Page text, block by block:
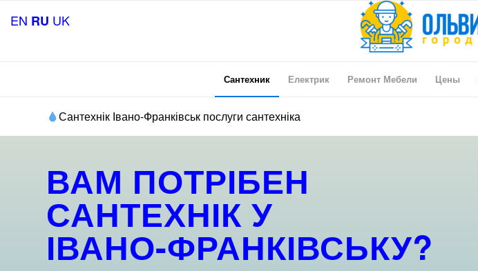
Сантехник Електрик Ремонт Мебели Цены
Сантехнік Івано-Франківськ послуги сантехніка
ВАМ ПОТРІБЕН
САНТЕХНІК У
ІВАНО-ФРАНКІВСЬКУ?
EN RU UK